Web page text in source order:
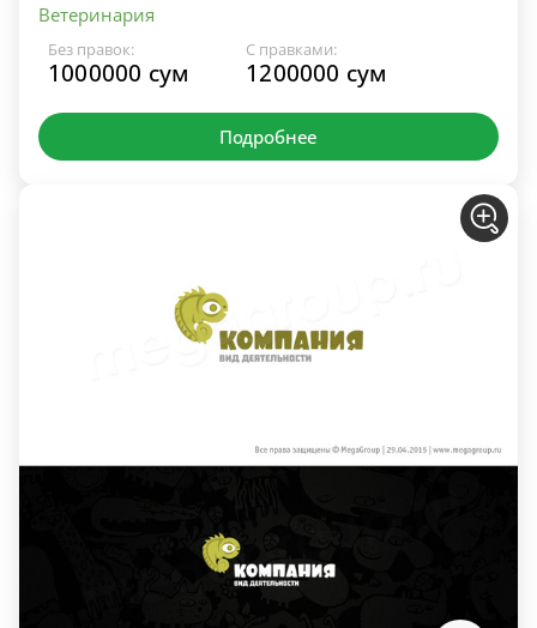
Ветеринария
Без правок:
1000000 сум
С правками:
1200000 сум
Подробнее